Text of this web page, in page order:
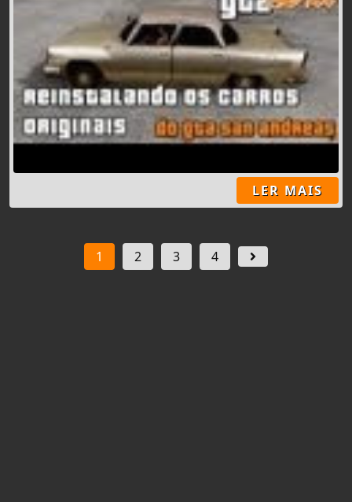
LER MAIS
1 2 3 4